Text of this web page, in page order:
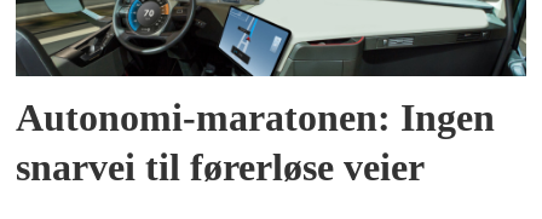
Autonomi-maratonen: Ingen
snarvei til førerløse veier